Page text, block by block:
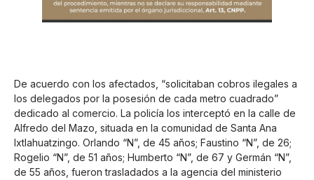
De acuerdo con los afectados, “solicitaban cobros ilegales a
los delegados por la posesión de cada metro cuadrado”
dedicado al comercio. La policía los interceptó en la calle de
Alfredo del Mazo, situada en la comunidad de Santa Ana
Ixtlahuatzingo. Orlando “N”, de 45 años; Faustino “N”, de 26;
Rogelio “N”, de 51 años; Humberto “N”, de 67 y Germán “N”,
de 55 años, fueron trasladados a la agencia del ministerio